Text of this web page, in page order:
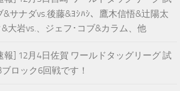
サナダvs.後藤&ﾖｼﾊｼ、鷹木信悟&辻陽太
大岩vs.、ジェフ･コブ&カラム、他
報] 12月4日佐賀 ワールドタッグリーグ 試
ロック6回戦です！